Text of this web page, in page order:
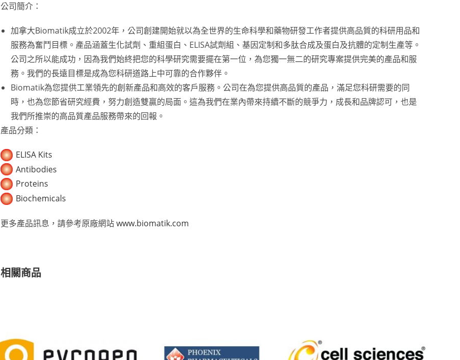
公司簡介：
加拿大Biomatik成立於2002年，公司創建開始就以為全世界的生命科學和藥物研發工作者提供高品質的科研用品和
服務為奮鬥目標。產品涵蓋生化試劑、重組蛋白、ELISA試劑組、基因定制和多肽合成及蛋白及抗體的定制生產等。
公司之所以能成功，因為我們始終把您的科學研究需要擺在第一位，為您獨一無二的研究專案提供完美的產品和服
務。我們的長遠目標是成為您科研道路上中可靠的合作夥伴。
Biomatik為您提供工業領先的創新產品和高效的客戶服務。公司在為您提供高品質的產品，滿足您科研需要的同
時，也為您節省研究經費，努力創造雙贏的局面。這為我們在業內帶來持續不斷的競爭力，成長和品牌認可，也是
我們所推崇的高品質產品服務帶來的回報。
產品分類：
ELISA Kits
Antibodies
Proteins
Biochemicals
更多產品訊息，請參考原廠網站www.biomatik.com
相關商品